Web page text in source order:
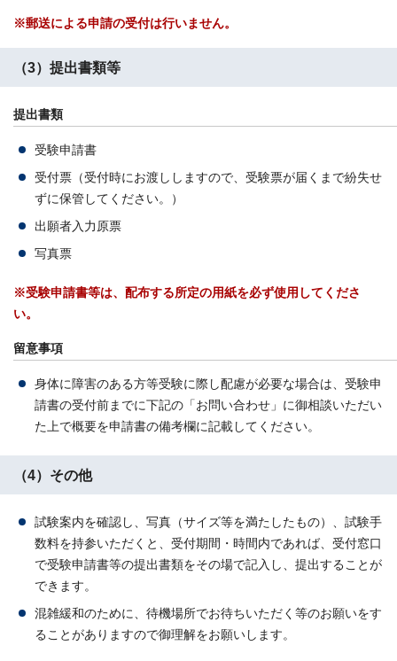
※郵送による申請の受付は行いません。
（3）提出書類等
提出書類
受験申請書
受付票（受付時にお渡ししますので、受験票が届くまで紛失せ
ずに保管してください。）
出願者入力原票
写真票
※受験申請書等は、配布する所定の用紙を必ず使用してくださ
い。
留意事項
身体に障害のある方等受験に際し配慮が必要な場合は、受験申
請書の受付前までに下記の「お問い合わせ」に御相談いただい
た上で概要を申請書の備考欄に記載してください。
（4）その他
試験案内を確認し、写真（サイズ等を満たしたもの）、試験手
数料を持参いただくと、受付期間・時間内であれば、受付窓口
で受験申請書等の提出書類をその場で記入し、提出することが
できます。
混雑緩和のために、待機場所でお待ちいただく等のお願いをす
ることがありますので御理解をお願いします。